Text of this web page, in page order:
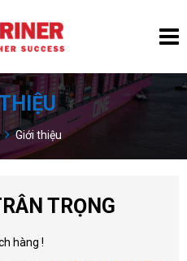
Giới thiệu
TRỌNG
hàng !